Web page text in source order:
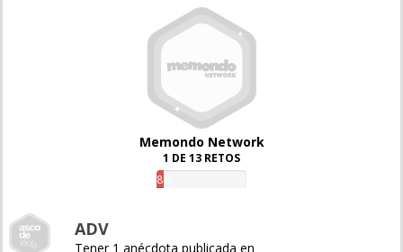
Memondo Network
1 DE 13 RETOS
8%
ADV
Tener 1 anécdota publicada en